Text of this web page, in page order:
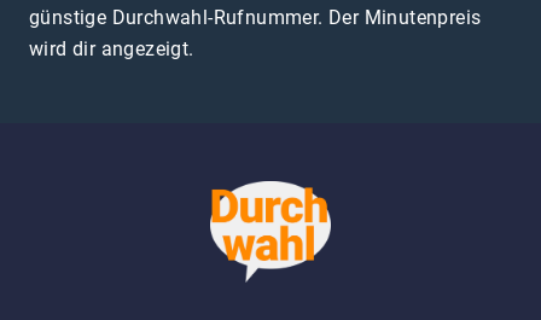
günstige Durchwahl-Rufnummer. Der Minutenpreis
wird dir angezeigt.